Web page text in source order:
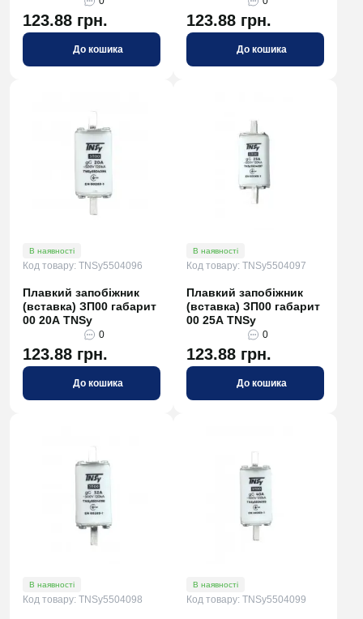
123.88 грн.
До кошика
123.88 грн.
До кошика
В наявності
Код товару: TNSy5504096
Плавкий запобіжник
(вставка) ЗП00 габарит
00 20А TNSy
0
123.88 грн.
До кошика
В наявності
Код товару: TNSy5504097
Плавкий запобіжник
(вставка) ЗП00 габарит
00 25А TNSy
0
123.88 грн.
До кошика
В наявності
Код товару: TNSy5504098
В наявності
Код товару: TNSy5504099